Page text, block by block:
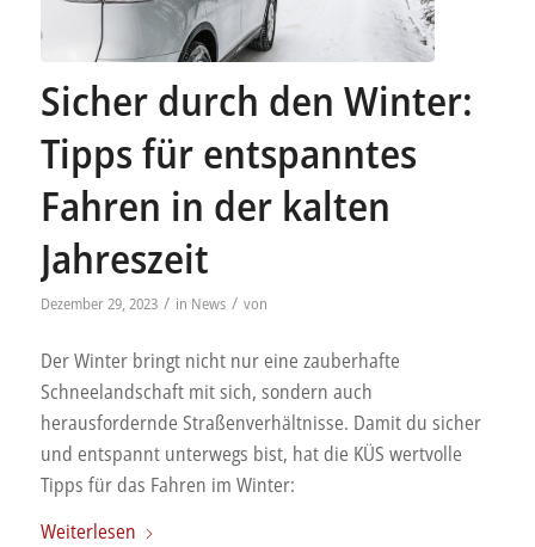
Sicher durch den Winter:
Tipps für entspanntes
Fahren in der kalten
Jahreszeit
Dezember 29, 2023 / in News / von
Der Winter bringt nicht nur eine zauberhafte
Schneelandschaft mit sich, sondern auch
herausfordernde Straßenverhältnisse. Damit du sicher
und entspannt unterwegs bist, hat die KÜS wertvolle
Tipps für das Fahren im Winter:
Weiterlesen